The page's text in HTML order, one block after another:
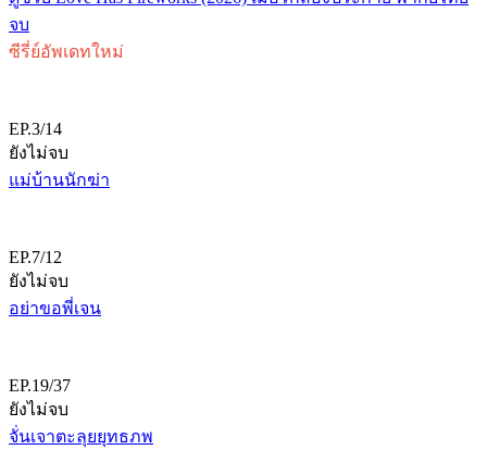
จบ
ซีรี่ย์อัพเดทใหม่
EP.3/14
ยังไม่จบ
แม่บ้านนักฆ่า
EP.7/12
ยังไม่จบ
อย่าขอพี่เจน
EP.19/37
ยังไม่จบ
จั่นเจาตะลุยยุทธภพ